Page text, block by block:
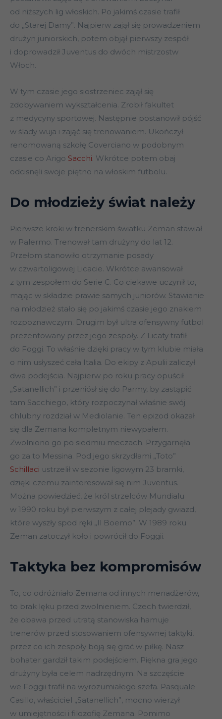
od niższych lig włoskich. Po jakimś czasie trafił
do „Starej Damy”. Najpierw zajął się prowadzeniem
drużyn juniorskich, potem objął pierwszy zespół
i doprowadził Juventus do dwóch mistrzostw
Włoch.
W tym czasie jego siostrzeniec zajął się
zdobywaniem wykształcenia. Zrobił fakultet
z medycyny sportowej. Następnie postanowił pójść
w ślady wuja i zająć się trenowaniem. Ukończył
renomowaną szkołę Coverciano w podobnym
czasie co Arigo Sacchi. Wkrótce potem obaj
odcisnęli swoje piętno na włoskim futbolu.
Do młodzieży świat należy
Pierwsze kroki w trenerskim światku Zeman stawiał
w Palermo. Trenował tam drużyny do lat 12.
Przełom stanowiło otrzymanie posady
w czwartoligowej Licacie. Wkrótce awansował
z tym zespołem do Serie C. Co ciekawe uczynił to,
mając w składzie prawie samych juniorów. Stawianie
na młodzież stało się po jakimś czasie jego znakiem
rozpoznawczym. Drugim był ultra ofensywny futbol
prezentowany przez jego zespoły. Z Licaty trafił
do Foggi. To właśnie dzięki pracy w tym klubie miała
o nim usłyszeć cała Italia. Do ekipy z Apulii zaliczył
dwa podejścia. Najpierw po roku pracy opuścił
„Satanellich” i przeniósł się do Parmy, by zastąpić
tam Sacchiego, który rozpoczynał właśnie swój
chlubny rozdział w Mediolanie. Ten epizod okazał
się dla Zemana kompletnym niewypałem.
Zwolniono go po siedmiu meczach. Przygarnęła
go za to Messina. Pod jego skrzydłami „Toto”
Schillaci ustrzelił w sezonie ligowym 23 bramki,
dzięki czemu zainteresował się nim Juventus.
Można powiedzieć, że król strzelców Mundialu
w 1990 roku był pierwszym z całej plejady gwiazd,
które wyszły spod ręki „Il Boemo”. W 1989 roku
Zeman zatoczył koło i powrócił do Foggii.
Taktyka bez kompromisów
To, co odróżniało Zemana od innych menadżerów,
to brak lęku przed zwolnieniem. Czech twierdził,
że obawa przed utratą stanowiska hamuje
trenerów przed stosowaniem ofensywnej taktyki,
przez co ich zespoły boją się grać w piłkę. Nasz
bohater gardził takim podejściem. Piękna gra jego
drużyny była celem nadrzędnym. Na szczęście
we Foggii trafił na wyrozumiałego szefa. Pasquale
Casillo, właściciel „Satanellich”, mocno wierzył
w umiejętności i filozofię Zemana. Pomimo